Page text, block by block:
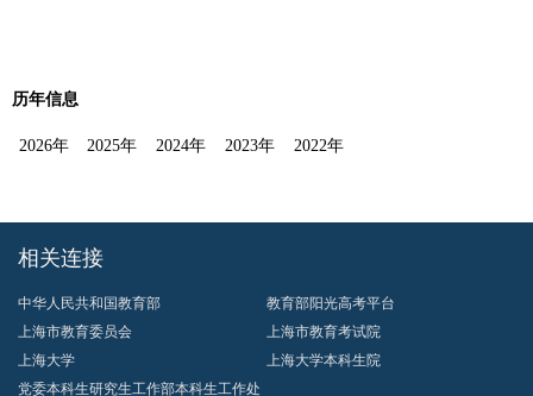
历年信息
2026年 2025年 2024年 2023年 2022年
相关连接
中华人民共和国教育部
教育部阳光高考平台
上海市教育委员会
上海市教育考试院
上海大学
上海大学本科生院
党委本科生研究生工作部本科生工作处